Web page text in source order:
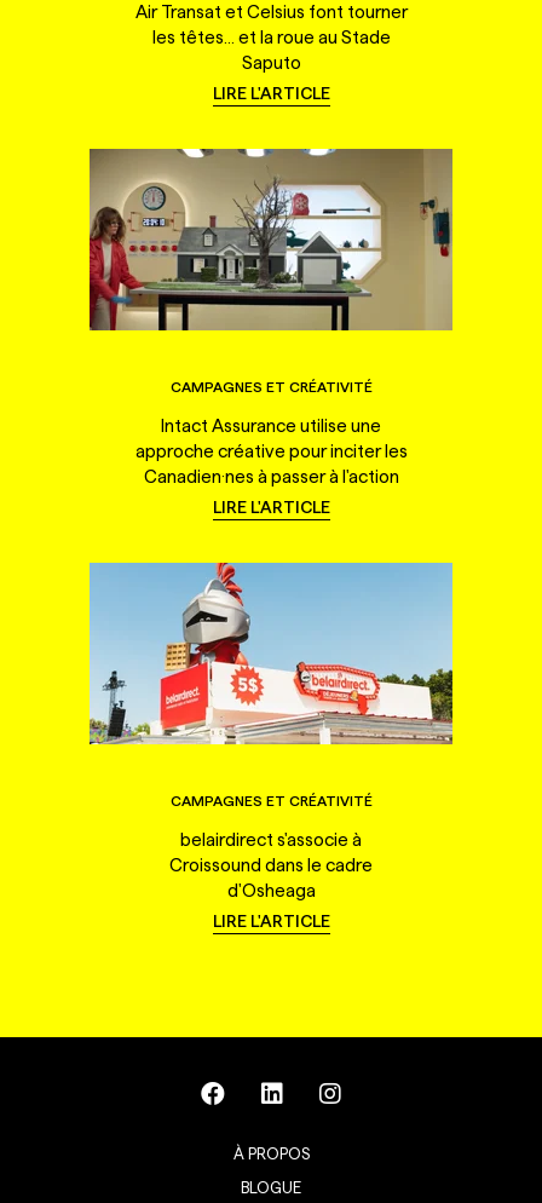
Air Transat et Celsius font tourner
les têtes... et la roue au Stade
Saputo
LIRE L'ARTICLE
CAMPAGNES ET CRÉATIVITÉ
Intact Assurance utilise une
approche créative pour inciter les
Canadien·nes à passer à l'action
LIRE L'ARTICLE
CAMPAGNES ET CRÉATIVITÉ
belairdirect s'associe à
Croissound dans le cadre
d'Osheaga
LIRE L'ARTICLE
À PROPOS
BLOGUE